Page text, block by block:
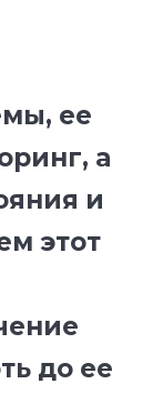
ее
а
и
этот
до ее